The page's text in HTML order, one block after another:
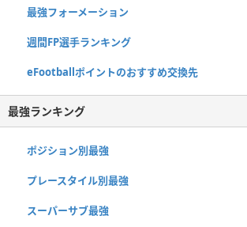
最強フォーメーション
週間FP選手ランキング
eFootballポイントのおすすめ交換先
最強ランキング
ポジション別最強
プレースタイル別最強
スーパーサブ最強